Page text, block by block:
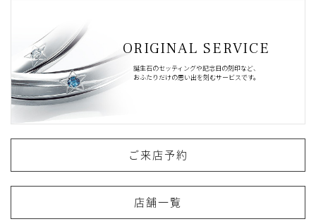
ORIGINAL SERVICE
誕生石のセッティングや記念日の刻印など、
おふたりだけの思い出を刻むサービスです。
ご来店予約
店舗一覧